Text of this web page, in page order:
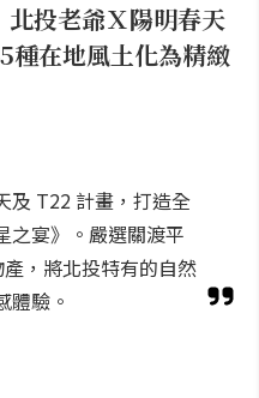
投老爺Ｘ陽明春天
種在地風土化為精緻
及 T22 計畫，打造全
之宴》。嚴選關渡平
，將北投特有的自然
體驗。